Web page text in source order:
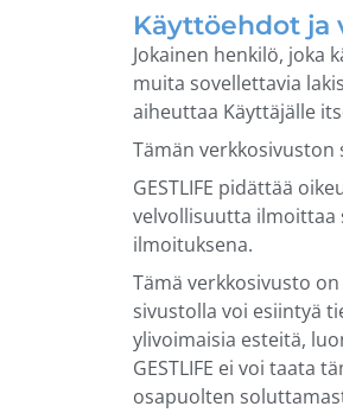
Käyttöehdot ja
Jokainen henkilö, joka
muita sovellettavia
aiheuttaa Käyttäjälle
Tämän verkkosivuston
GESTLIFE pidättää
velvollisuutta ilmoittaa
ilmoituksena.
Tämä verkkosivusto
sivustolla voi esiintyä
ylivoimaisia esteitä,
GESTLIFE ei voi taata
osapuolten